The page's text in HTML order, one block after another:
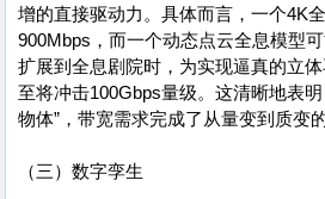
增的直接驱动力。具体而言，一个4K
900Mbps，而一个动态点云全息模型
扩展到全息剧院时，为实现逼真的立
至将冲击100Gbps量级。这清晰地表明
物体”，带宽需求完成了从量变到质变的
（三）数字孪生